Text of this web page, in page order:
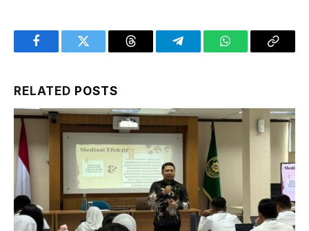
FacebookTwitter Threads TelegramWhatsAppCopy
RELATED POSTS